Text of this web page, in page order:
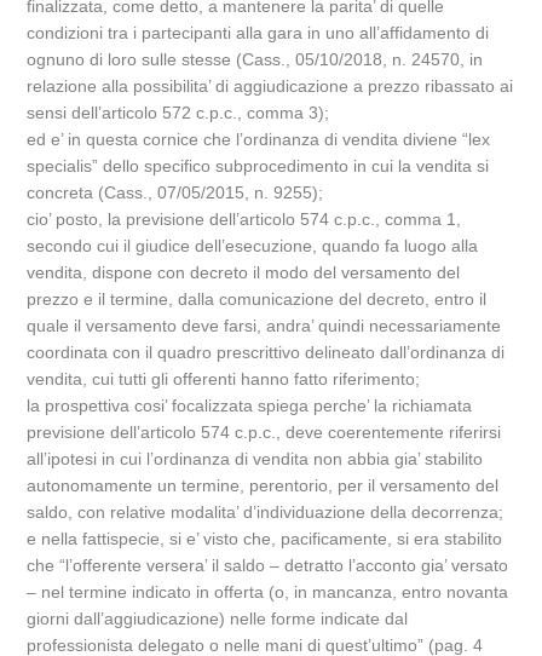
finalizzata, come detto, a mantenere la parita’ di quelle
condizioni tra i partecipanti alla gara in uno all’affidamento di
ognuno di loro sulle stesse (Cass., 05/10/2018, n. 24570, in
relazione alla possibilita’ di aggiudicazione a prezzo ribassato ai
sensi dell’articolo 572 c.p.c., comma 3);
ed e’ in questa cornice che l’ordinanza di vendita diviene “lex
specialis” dello specifico subprocedimento in cui la vendita si
concreta (Cass., 07/05/2015, n. 9255);
cio’ posto, la previsione dell’articolo 574 c.p.c., comma 1,
secondo cui il giudice dell’esecuzione, quando fa luogo alla
vendita, dispone con decreto il modo del versamento del
prezzo e il termine, dalla comunicazione del decreto, entro il
quale il versamento deve farsi, andra’ quindi necessariamente
coordinata con il quadro prescrittivo delineato dall’ordinanza di
vendita, cui tutti gli offerenti hanno fatto riferimento;
la prospettiva cosi’ focalizzata spiega perche’ la richiamata
previsione dell’articolo 574 c.p.c., deve coerentemente riferirsi
all’ipotesi in cui l’ordinanza di vendita non abbia gia’ stabilito
autonomamente un termine, perentorio, per il versamento del
saldo, con relative modalita’ d’individuazione della decorrenza;
e nella fattispecie, si e’ visto che, pacificamente, si era stabilito
che “l’offerente versera’ il saldo – detratto l’acconto gia’ versato
– nel termine indicato in offerta (o, in mancanza, entro novanta
giorni dall’aggiudicazione) nelle forme indicate dal
professionista delegato o nelle mani di quest’ultimo” (pag. 4